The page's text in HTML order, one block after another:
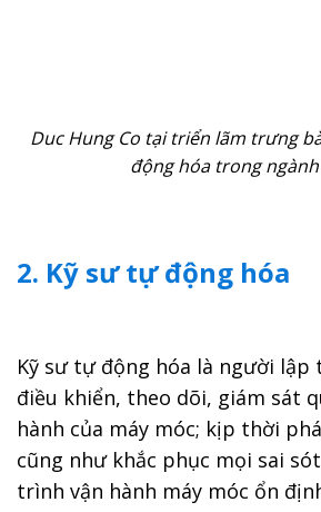
Duc Hung Co tại triển lãm trưng
động hóa trong
2. Kỹ sư tự động hóa
Kỹ sư tự động hóa là người
điều khiển, theo dõi, giám sát
hành của máy móc; kịp thời
cũng như khắc phục mọi sai
trình vận hành máy móc ổn